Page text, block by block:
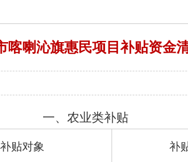
喀喇沁旗惠民项目补贴资金
一、 农业类补贴
补贴对象 补